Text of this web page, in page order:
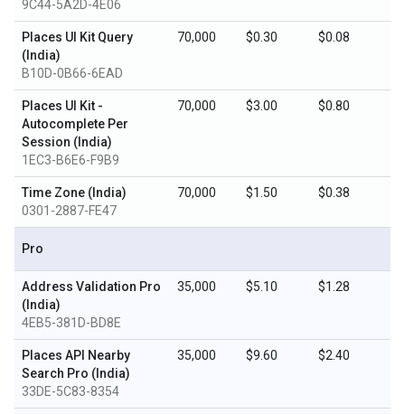
9C44-5A2D-4E06
Places UI Kit Query
(India)
B10D-0B66-6EAD
70,000 $0.30 $0.08
Places UI Kit -
Autocomplete Per
Session (India)
1EC3-B6E6-F9B9
70,000 $3.00 $0.80
Time Zone (India)
0301-2887-FE47
70,000 $1.50 $0.38
Pro
Address Validation Pro
(India)
4EB5-381D-BD8E
35,000 $5.10 $1.28
Places API Nearby
Search Pro (India)
33DE-5C83-8354
35,000 $9.60 $2.40